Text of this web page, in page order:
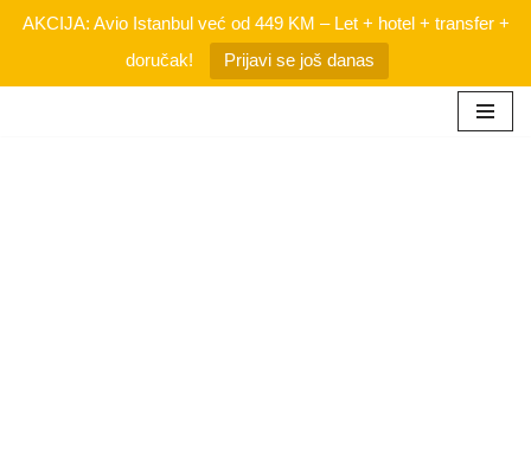
AKCIJA: Avio Istanbul već od 449 KM – Let + hotel + transfer +
doručak!
Prijavi se još danas